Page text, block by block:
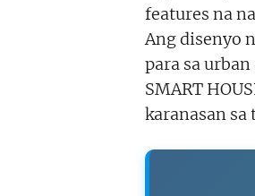
features na
Ang disenyo
para sa
SMART
karanasan